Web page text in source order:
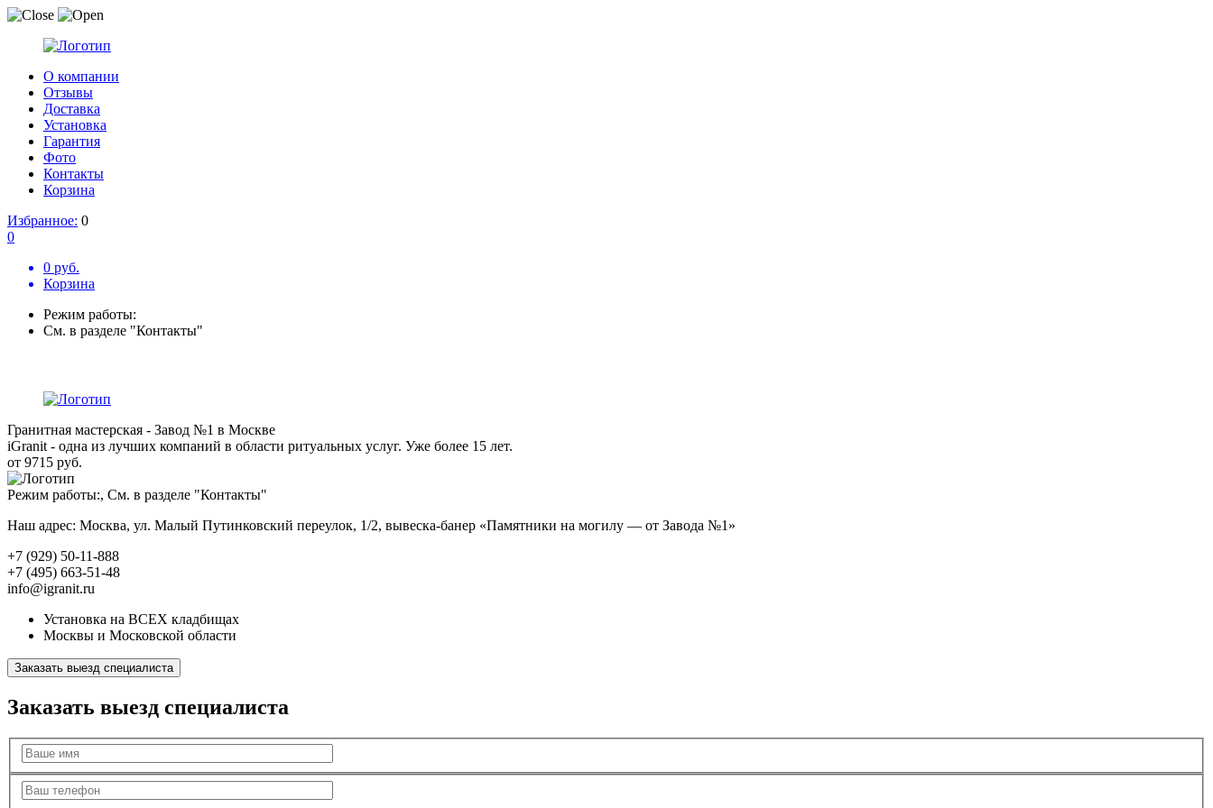
О компании
Отзывы
Доставка
Установка
Гарантия
Фото
Контакты
Корзина
Избранное: 0
0
0 руб.
Корзина
Режим работы:
См. в разделе "Контакты"
Гранитная мастерская - Завод №1 в Москве
iGranit - одна из лучших компаний в области ритуальных услуг. Уже более 15 лет.
от 9715 руб.
Режим работы:, См. в разделе "Контакты"
Наш адрес: Москва, ул. Малый Путинковский переулок, 1/2, вывеска-банер «Памятники на могилу — от Завода №1»
+7 (929) 50-11-888
+7 (495) 663-51-48
info@igranit.ru
Установка на ВСЕХ кладбищах
Москвы и Московской области
Заказать выезд специалиста
Заказать выезд специалиста